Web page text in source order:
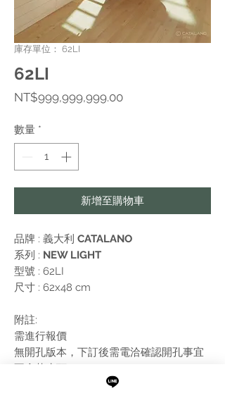
庫存單位： 62LI
62LI
NT$999,999,999.00價
數量 *
新增至購物車
品牌 : 義大利 CATALANO
系列 : NEW LIGHT
型號 : 62LI
尺寸 : 62x48 cm
附註:
需進行報價
無開孔版本，下訂後需電洽確認開孔事宜
不含落水頭